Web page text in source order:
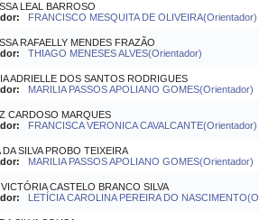
LEAL BARROSO
FRANCISCO MESQUITA DE OLIVEIRA(Orientador)
RAFAELLY MENDES FRAZÃO
THIAGO MENESES ALVES(Orientador)
ADRIELLE DOS SANTOS RODRIGUES
MARILIA PASSOS APOLIANO GOMES(Orientador)
CARDOSO MARQUES
FRANCISCA VERONICA CAVALCANTE(Orientador)
DA SILVA PROBO TEIXEIRA
MARILIA PASSOS APOLIANO GOMES(Orientador)
CASTELO BRANCO SILVA
LETÍCIA CAROLINA PEREIRA DO